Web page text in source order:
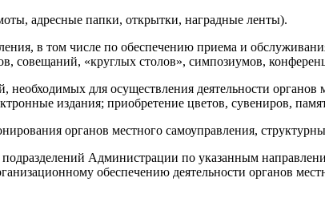
адресные папки, открытки, наградные ленты).
в том числе по обеспечению приема и
совещаний, «круглых столов», симпозиумов,
для осуществления деятельности органов
издания; приобретение цветов, сувениров,
органов местного самоуправления,
подразделений Администрации по указанным
обеспечению деятельности органов